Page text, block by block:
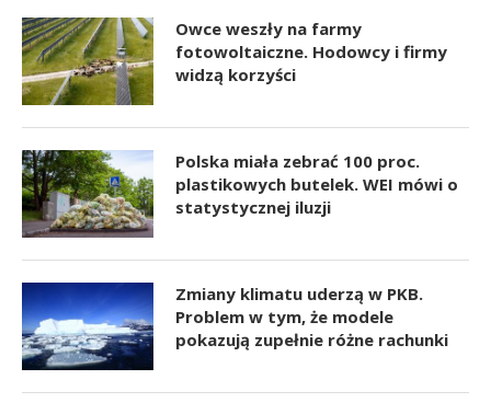
Owce weszły na farmy
fotowoltaiczne. Hodowcy i firmy
widzą korzyści
Polska miała zebrać 100 proc.
plastikowych butelek. WEI mówi o
statystycznej iluzji
Zmiany klimatu uderzą w PKB.
Problem w tym, że modele
pokazują zupełnie różne rachunki